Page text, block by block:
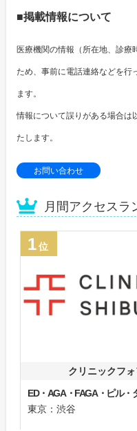
■掲載情報について
医療機関の情報（所在地、診療
ため、事前に電話連絡などを行
ます。
情報について誤りがある場合は
たします。
お問い合わせ
月間アクセスラ
1位
クリニックフ
ED・AGA・FAGA・ピル・
東京：渋谷